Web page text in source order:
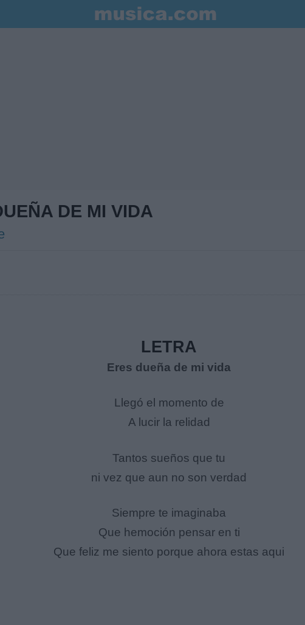
DE MI VIDA
LETRA
Eres dueña de mi vida
Llegó el momento de
A lucir la relidad
Tantos sueños que tu
ni vez que aun no son verdad
Siempre te imaginaba
Que hemoción pensar en ti
Que feliz me siento porque ahora estas aqui